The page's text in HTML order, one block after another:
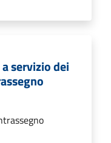
servizio dei